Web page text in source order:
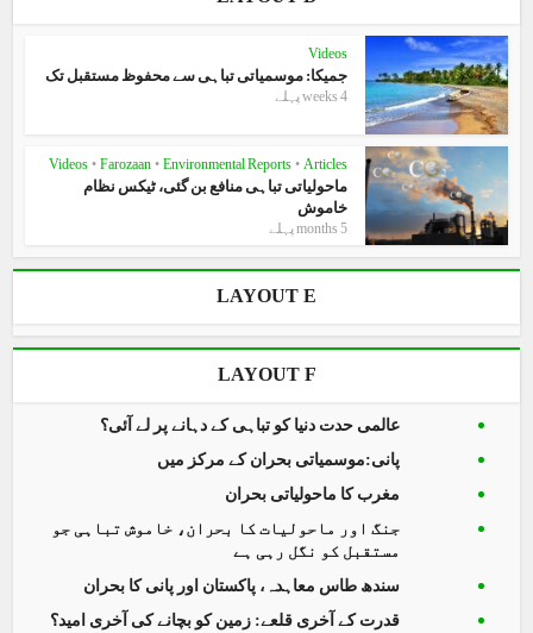
Videos
جمیکا: موسمیاتی تباہی سے محفوظ مستقبل تک
4 weeks پہلے
Articles
•
Environmental Reports
•
Farozaan
•
Videos
ماحولیاتی تباہی منافع بن گئی، ٹیکس نظام
خاموش
5 months پہلے
LAYOUT E
LAYOUT F
عالمی حدت دنیا کو تباہی کے دہانے پر لے آئی؟
پانی:موسمیاتی بحران کے مرکز میں
مغرب کا ماحولیاتی بحران
جنگ اور ماحولیات کا بحران، خاموش تباہی جو
مستقبل کو نگل رہی ہے
سندھ طاس معاہدہ، پاکستان اور پانی کا بحران
قدرت کے آخری قلعے: زمین کو بچانے کی آخری امید؟